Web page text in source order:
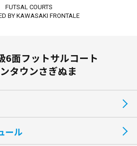
FUTSAL COURTS
BY KAWASAKI FRONTALE
6面フットサルコート
タウンさぎぬま
ール